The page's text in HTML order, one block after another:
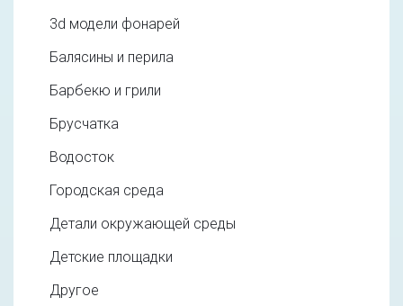
3d модели фонарей
Балясины и перила
Барбекю и грили
Брусчатка
Водосток
Городская среда
Детали окружающей среды
Детские площадки
Другое